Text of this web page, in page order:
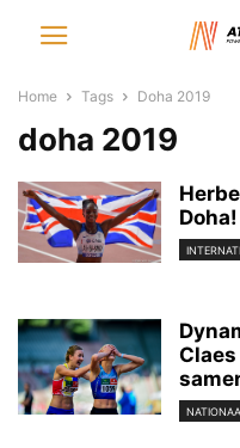
Home Tags Doha 2019
doha 2019